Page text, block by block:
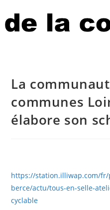
La
communes
élabore son
https://station.illiwap.com/
berce/actu/tous-en-selle-
cyclable